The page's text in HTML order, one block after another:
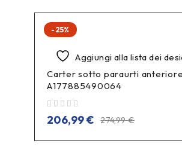
-25%
Aggiungi alla lista dei
Carter sotto paraurti
A177885490064
274,99€
206,99€